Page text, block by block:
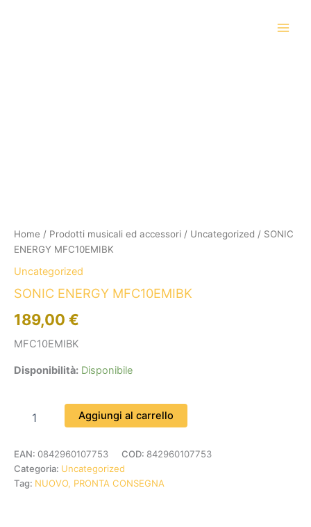
Home / Prodotti musicali ed accessori / Uncategorized / SONIC
ENERGY MFC10EMIBK
Uncategorized
SONIC ENERGY MFC10EMIBK
189,00 €
MFC10EMIBK
Disponibilità: Disponibile
Aggiungi al carrello
EAN: 0842960107753 COD: 842960107753
Categoria: Uncategorized
Tag: NUOVO, PRONTA CONSEGNA